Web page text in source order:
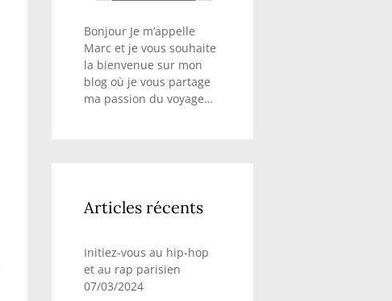
Bonjour Je m’appelle
Marc et je vous souhaite
la bienvenue sur mon
blog où je vous partage
ma passion du voyage…
Articles récents
Initiez-vous au hip-hop
et au rap parisien
07/03/2024